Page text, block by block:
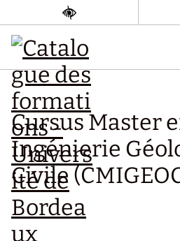
Cursus Master
Ingénierie
Civile